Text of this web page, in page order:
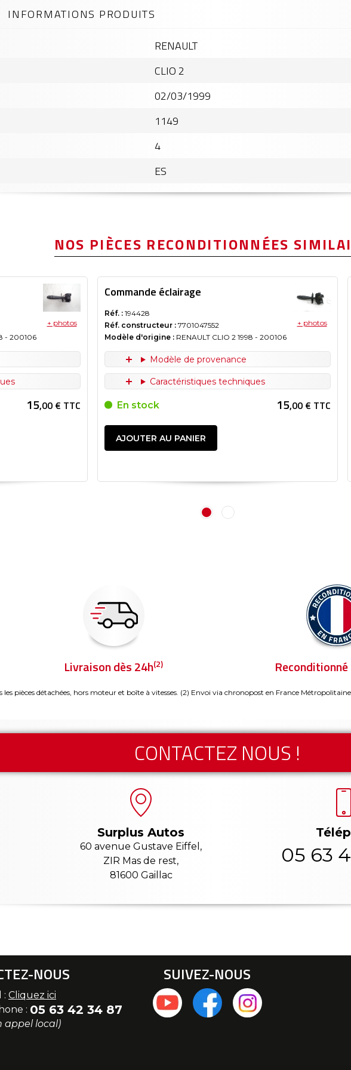
RENAULT
CLIO 2
02/03/1999
1149
4
ES
INFORMATIONS PRODUITS
NOS PIÈCES RECONDITIONNÉES
- 200106
+ photos
15,00 € TTC
Commande éclairage
Réf. : 194428
Réf. constructeur : 7701047552
Modèle d'origine : RENAULT CLIO 2 1998 - 200106
+ photos
Modèle de provenance
Caractéristiques techniques
En stock 15,00 € TTC
AJOUTER AU PANIER
Livraison dès 24h(2) Reconditionné
les pièces détachées, hors moteur et boîte à vitesses. (2) Envoi via chronopost en France
CONTACTEZ NOUS !
Surplus Autos
60 avenue Gustave Eiffel,
ZIR Mas de rest,
81600 Gaillac
05 63
NOUS
: Cliquez ici
: 05 63 42 34 87
appel local)
SUIVEZ-NOUS